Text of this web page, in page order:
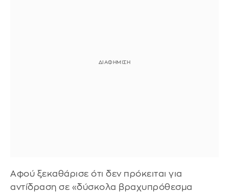
Αφού ξεκαθάρισε ότι δεν πρόκειται για
αντίδραση σε «δύσκολα βραχυπρόθεσμα